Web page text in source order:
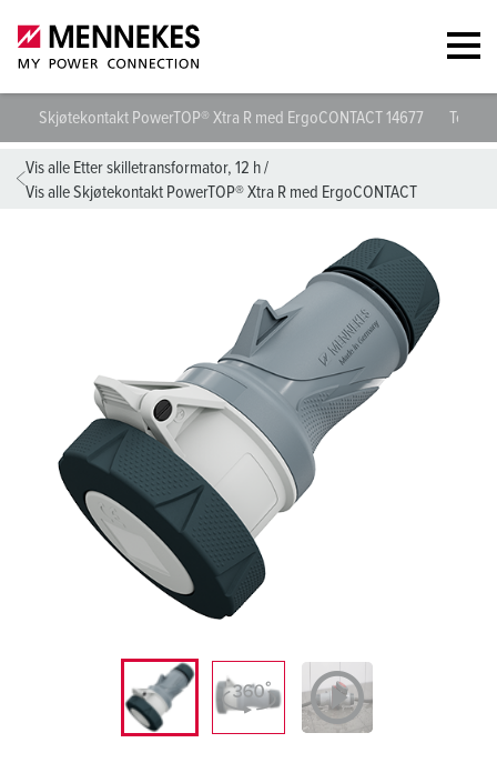
Skjøtekontakt PowerTOP® Xtra R med ErgoCONTACT 14677
Vis alle Etter skilletransformator, 12 h/
Vis alle Skjøtekontakt PowerTOP® Xtra R med ErgoCONTACT